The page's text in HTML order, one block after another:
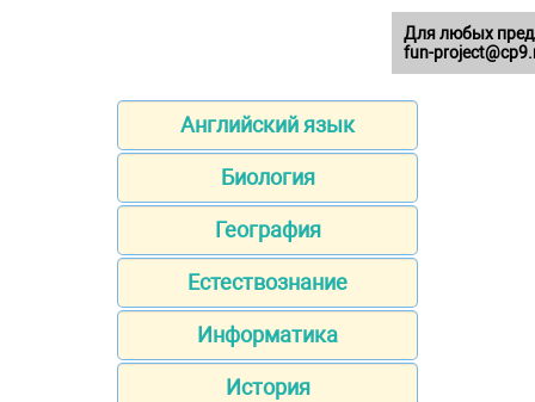
Английский язык
Биология
География
Естествознание
Информатика
История
Для любых
fun-